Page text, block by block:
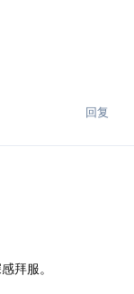
回复
拜服。